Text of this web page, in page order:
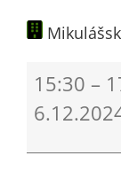
hotelu
15:30 –